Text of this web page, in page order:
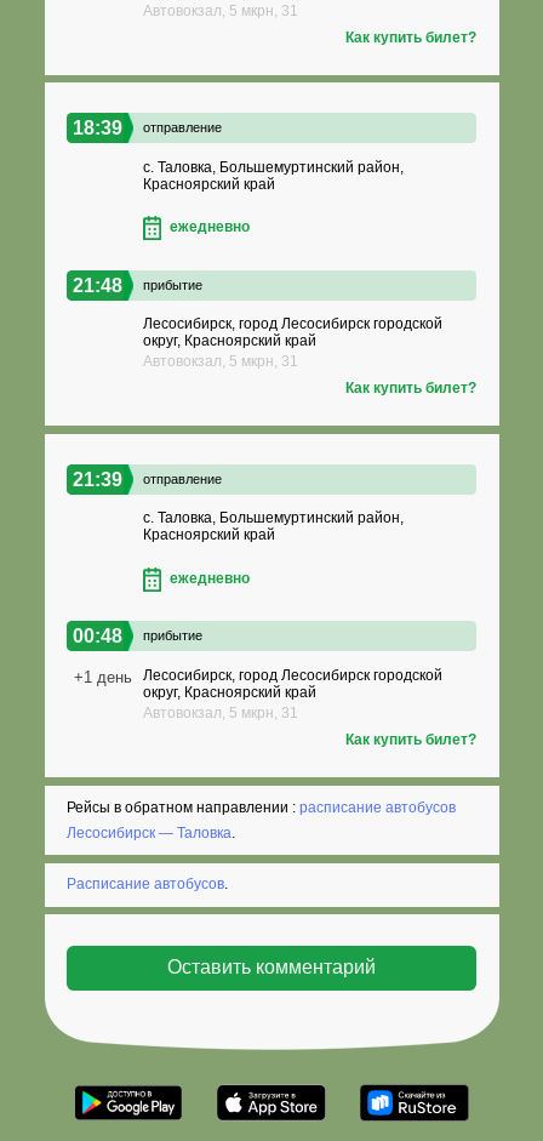
Автовокзал, 5 мкрн, 31
Как купить билет?
18:39 отправление
с. Таловка, Большемуртинский район,
Красноярский край
ежедневно
21:48 прибытие
Лесосибирск, город Лесосибирск городской
округ, Красноярский край
Автовокзал, 5 мкрн, 31
Как купить билет?
21:39 отправление
с. Таловка, Большемуртинский район,
Красноярский край
ежедневно
00:48 прибытие
+1 день
Лесосибирск, город Лесосибирск городской
округ, Красноярский край
Автовокзал, 5 мкрн, 31
Как купить билет?
Рейсы в обратном направлении :расписание автобусов
Лесосибирск — Таловка.
Расписание автобусов.